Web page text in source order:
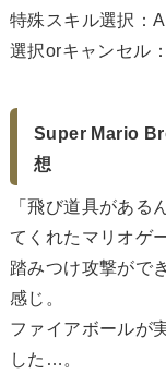
特殊スキル選択：A
選択orキャンセル
Super Mario
想
「飛び道具がある
てくれたマリオゲ
踏みつけ攻撃がで
感じ。
ファイアボールが
した…。